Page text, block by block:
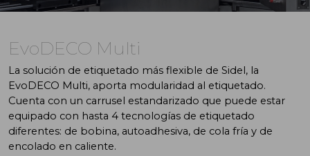
EvoDECO Multi
La solución de etiquetado más flexible de Sidel, la
EvoDECO Multi, aporta modularidad al etiquetado.
Cuenta con un carrusel estandarizado que puede estar
equipado con hasta 4 tecnologías de etiquetado
diferentes: de bobina, autoadhesiva, de cola fría y de
encolado en caliente.